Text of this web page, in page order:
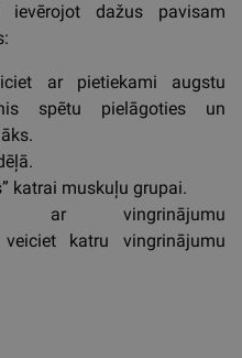
dažus pavisam
ar pietiekami augstu
spētu pielāgoties un
katrai muskuļu grupai.
ar vingrinājumu
katru vingrinājumu